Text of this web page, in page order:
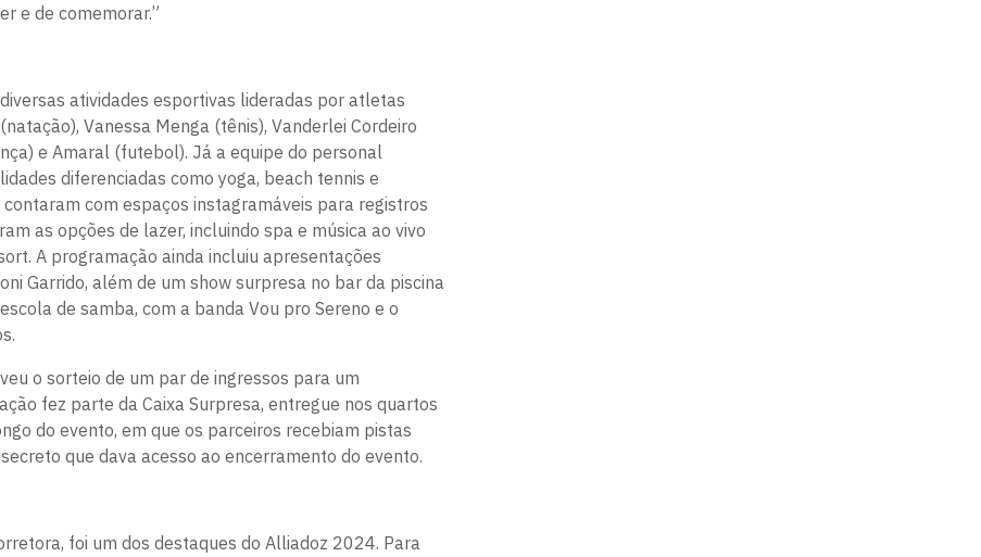
e de comemorar.”
atividades esportivas lideradas por atletas
Vanessa Menga (tênis), Vanderlei Cordeiro
e Amaral (futebol). Já a equipe do personal
diferenciadas como yoga, beach tennis e
com espaços instagramáveis para registros
as opções de lazer, incluindo spa e música ao vivo
A programação ainda incluiu apresentações
Garrido, além de um show surpresa no bar da piscina
de samba, com a banda Vou pro Sereno e o
o sorteio de um par de ingressos para um
fez parte da Caixa Surpresa, entregue nos quartos
do evento, em que os parceiros recebiam pistas
que dava acesso ao encerramento do evento.
foi um dos destaques do Alliadoz 2024. Para